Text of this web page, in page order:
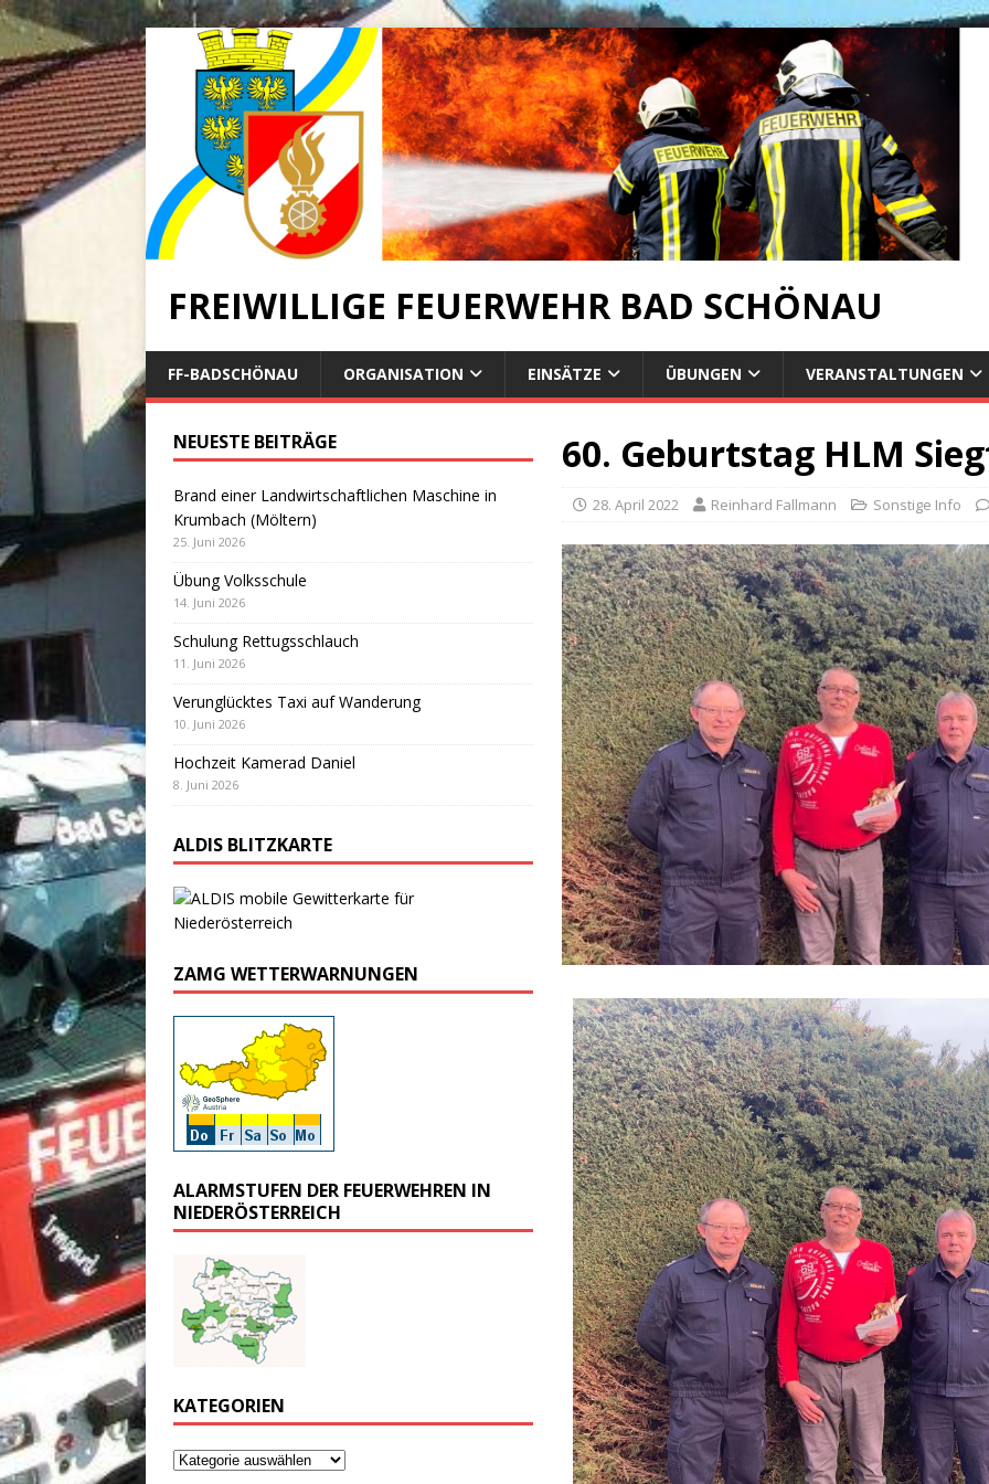
FREIWILLIGE FEUERWEHR BAD SCHÖNAU
FF-BADSCHÖNAU ORGANISATION EINSÄTZE ÜBUNGEN VERANSTALTUNGEN
60. Geburtstag HLM
28. April 2022 Reinhard Fallmann Sonstige Info
NEUESTE BEITRÄGE
Brand einer Landwirtschaftlichen Maschine in
Krumbach (Möltern)
25. Juni 2026
Übung Volksschule
14. Juni 2026
Schulung Rettugsschlauch
11. Juni 2026
Verunglücktes Taxi auf Wanderung
10. Juni 2026
Hochzeit Kamerad Daniel
8. Juni 2026
ALDIS BLITZKARTE
ZAMG WETTERWARNUNGEN
ALARMSTUFEN DER FEUERWEHREN IN
NIEDERÖSTERREICH
KATEGORIEN